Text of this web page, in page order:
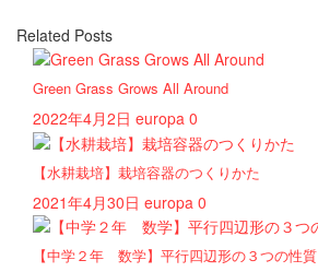
Related Posts
Green Grass Grows All Around
2022年4月2日 europa 0
【水耕栽培】栽培容器のつくりかた
2021年4月30日 europa 0
【中学２年 数学】平行四辺形の３つの性質